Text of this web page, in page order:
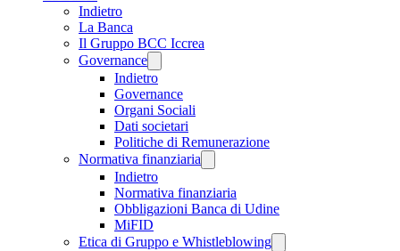
Indietro
La Banca
Il Gruppo BCC Iccrea
Governance
Indietro
Governance
Organi Sociali
Dati societari
Politiche di Remunerazione
Normativa finanziaria
Indietro
Normativa finanziaria
Obbligazioni Banca di Udine
MiFID
Etica di Gruppo e Whistleblowing